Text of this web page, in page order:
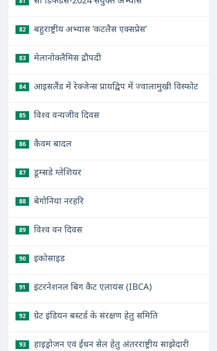
82 बहुराष्ट्रीय अभ्यास ‘कटलैस एक्सप्रेस’
83 मेलानोक्लैमिस द्रौपदी
84 आइसलैंड में रेक्जेन्स प्रायद्विप में ज्वालामुखी विस्फोट
85 विश्व वन्यजीव दिवस
86 कैवम बादल
87 डूम्सडे ग्लेशियर
88 बेगोनिया नरहरि
89 विश्व वन दिवस
90 इकोसाइड
91 इंटरनेशनल बिग कैट एलायंस (IBCA)
92 ग्रेट इंडियन बस्टर्ड के संरक्षण हेतु समिति
93
हाइड्रोजन एवं ईंधन सेल हेतु अंतरराष्ट्रीय साझेदारी